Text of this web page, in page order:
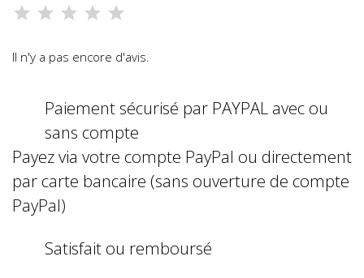
Il n'y a pas encore d'avis.
Paiement sécurisé par PAYPAL avec ou
sans compte
Payez via votre compte PayPal ou directement
par carte bancaire (sans ouverture de compte
PayPal)
Satisfait ou remboursé